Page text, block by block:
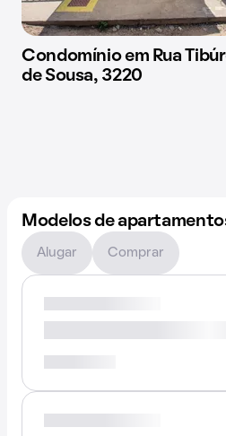
Condomínio em Rua
de Sousa, 3220
Modelos de
Alugar Comprar